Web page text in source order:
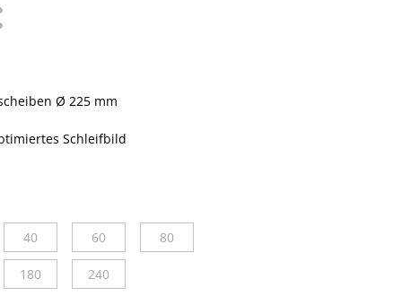
Ø 225 mm
Schleifbild
40(Diese Option ist zurzeit nicht verfügbar.)
60
(Diese Option ist zurzeit nicht verfügbar.)
80(Diese Option ist zurzeit nicht verfügbar.)
nicht verfügbar.)
ist zurzeit nicht verfügbar.)
180
(Diese Option ist zurzeit nicht verfügbar.)
240(Diese Option ist zurzeit nicht verfügbar.)